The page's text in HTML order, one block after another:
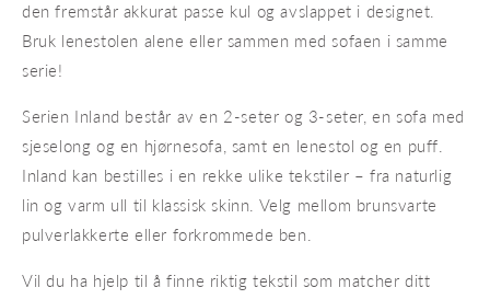
den fremstår akkurat passe kul og avslappet i designet.
Bruk lenestolen alene eller sammen med sofaen i samme
serie!
Serien Inland består av en 2-seter og 3-seter, en sofa med
sjeselong og en hjørnesofa, samt en lenestol og en puff.
Inland kan bestilles i en rekke ulike tekstiler – fra naturlig
lin og varm ull til klassisk skinn. Velg mellom brunsvarte
pulverlakkerte eller forkrommede ben.
Vil du ha hjelp til å finne riktig tekstil som matcher ditt